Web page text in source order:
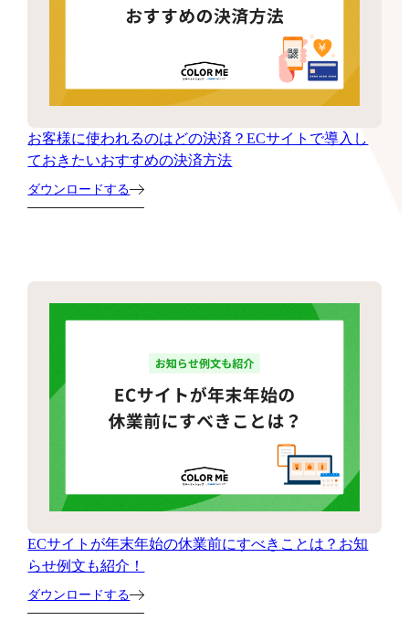
お客様に使われるのはどの決済？ECサイトで導入し
ておきたいおすすめの決済方法
ダウンロードする
ECサイトが年末年始の休業前にすべきことは？お知
らせ例文も紹介！
ダウンロードする